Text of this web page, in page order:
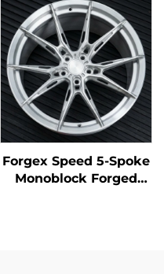
za Chevrolet GMC
2500HD Silverado Ram
SUV
Forgex Speed 5-Spoke
Monoblock Forged